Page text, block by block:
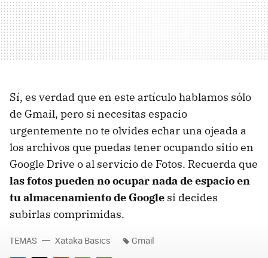
Sí, es verdad que en este artículo hablamos sólo
de Gmail, pero si necesitas espacio
urgentemente no te olvides echar una ojeada a
los archivos que puedas tener ocupando sitio en
Google Drive o al servicio de Fotos. Recuerda que
las fotos pueden no ocupar nada de espacio en
tu almacenamiento de Google si decides
subirlas comprimidas.
TEMAS Xataka Basics Gmail